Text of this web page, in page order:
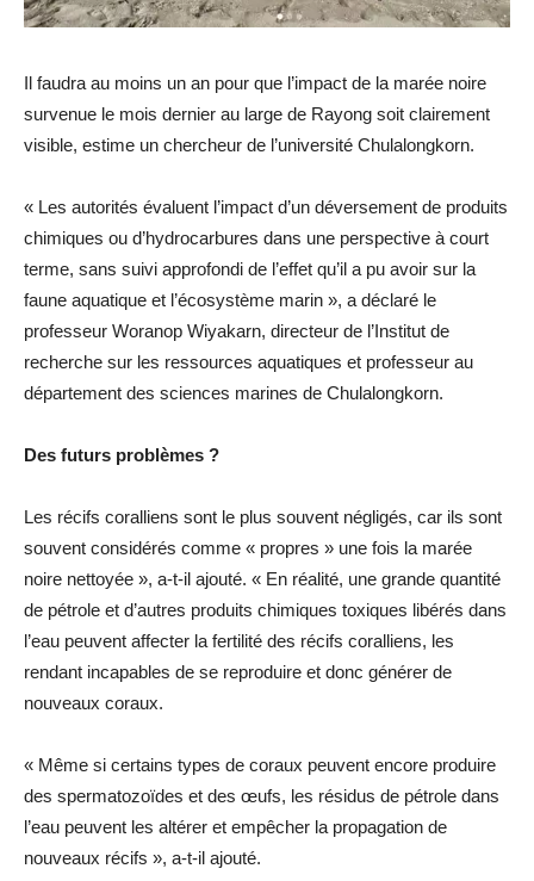
Il faudra au moins un an pour que l’impact de la marée noire
survenue le mois dernier au large de Rayong soit clairement
visible, estime un chercheur de l’université Chulalongkorn.
« Les autorités évaluent l’impact d’un déversement de produits
chimiques ou d’hydrocarbures dans une perspective à court
terme, sans suivi approfondi de l’effet qu’il a pu avoir sur la
faune aquatique et l’écosystème marin », a déclaré le
professeur Woranop Wiyakarn, directeur de l’Institut de
recherche sur les ressources aquatiques et professeur au
département des sciences marines de Chulalongkorn.
Des futurs problèmes ?
Les récifs coralliens sont le plus souvent négligés, car ils sont
souvent considérés comme « propres » une fois la marée
noire nettoyée », a-t-il ajouté. « En réalité, une grande quantité
de pétrole et d’autres produits chimiques toxiques libérés dans
l’eau peuvent affecter la fertilité des récifs coralliens, les
rendant incapables de se reproduire et donc générer de
nouveaux coraux.
« Même si certains types de coraux peuvent encore produire
des spermatozoïdes et des œufs, les résidus de pétrole dans
l’eau peuvent les altérer et empêcher la propagation de
nouveaux récifs », a-t-il ajouté.